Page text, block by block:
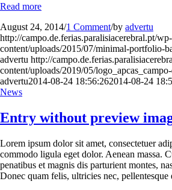
Read more
August 24, 2014/1 Comment/by advertu
http://campo.de.ferias.paralisiacerebral.pt/wp-
content/uploads/2015/07/minimal-portfolio-
advertu http://
content/uploads/2019/05/
advertu2014-08-24 18:56:262014-08-24
News
Entry without preview
Lorem ipsum dolor sit amet, consectetuer
commodo ligula eget dolor. Aenean massa.
penatibus et magnis dis parturient montes,
Donec quam felis, ultricies nec, pellentesque